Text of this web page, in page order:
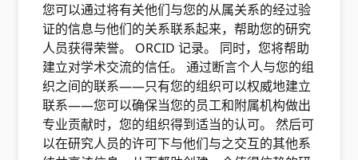
您可以通过将有关他们与您的从属关系的经过验
证的信息与他们的关系联系起来，帮助您的研究
人员获得荣誉。 ORCID 记录。 同时，您将帮助
建立对学术交流的信任。 通过断言个人与您的组
织之间的联系——只有您的组织可以权威地建立
联系——您可以确保当您的员工和附属机构做出
专业贡献时，您的组织得到适当的认可。 然后可
以在研究人员的许可下与他们与之交互的其他系